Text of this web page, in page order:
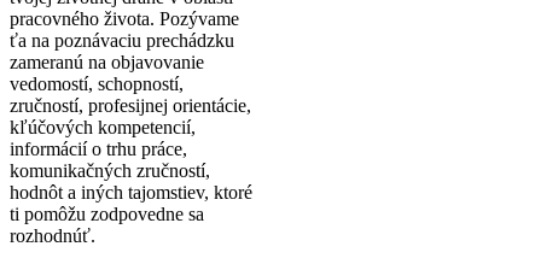
pracovného života. Pozývame
ťa na poznávaciu prechádzku
zameranú na objavovanie
vedomostí, schopností,
zručností, profesijnej orientácie,
kľúčových kompetencií,
informácií o trhu práce,
komunikačných zručností,
hodnôt a iných tajomstiev, ktoré
ti pomôžu zodpovedne sa
rozhodnúť.